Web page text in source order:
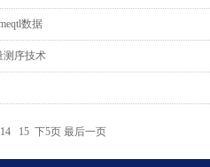
数据
测序技术
14 15 下5页 最后一页